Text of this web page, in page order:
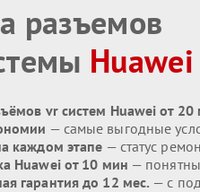
разъемов
Huawei
vr систем Huawei от 20
— самые выгодные
каждом этапе — статус
Huawei от 10 мин —
гарантия до 12 мес. — с